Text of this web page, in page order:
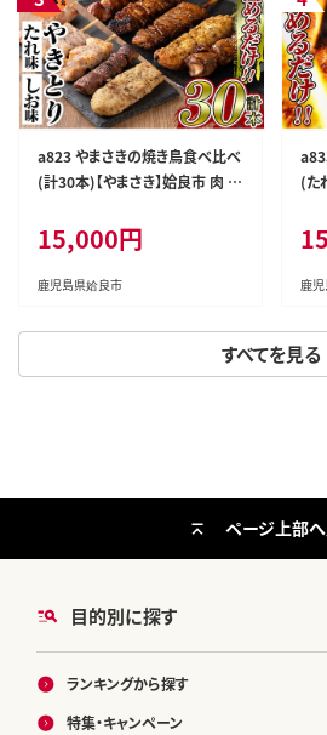
すべてを見る
a823 やまさきの焼き鳥食べ比べ
(計30本)【やまさき】姶良市 肉 鶏
もも 皮 とり皮 ぼんじり しそつく
ね せせり 小肉 豚 砂ずり 食べ比
べ 冷凍 小分け パック 加工品 調
15,000円
鹿児島県姶良市
(た
と
小
調
鹿
目的別に探す
ランキングから探す
特集・キャンペーン
ページ上部